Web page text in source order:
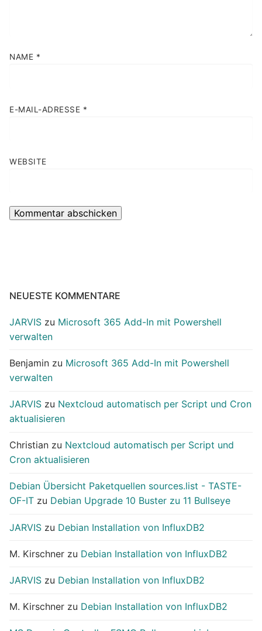
NAME *
E-MAIL-ADRESSE *
WEBSITE
NEUESTE KOMMENTARE
JARVIS zu Microsoft 365 Add-In mit Powershell
verwalten
Benjamin zu Microsoft 365 Add-In mit Powershell
verwalten
JARVIS zu Nextcloud automatisch per Script und Cron
aktualisieren
Christian zu Nextcloud automatisch per Script und
Cron aktualisieren
Debian Übersicht Paketquellen sources.list - TASTE-
OF-IT zu Debian Upgrade 10 Buster zu 11 Bullseye
JARVIS zu Debian Installation von InfluxDB2
M. Kirschner zu Debian Installation von InfluxDB2
JARVIS zu Debian Installation von InfluxDB2
M. Kirschner zu Debian Installation von InfluxDB2